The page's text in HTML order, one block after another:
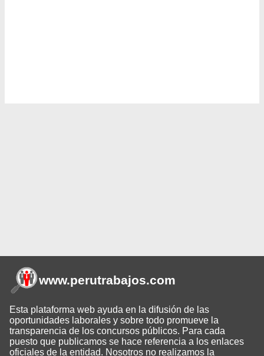
www.perutrabajos.com
Esta plataforma web ayuda en la difusión de las
oportunidades laborales y sobre todo promueve la
transparencia de los concursos públicos. Para cada
puesto que publicamos se hace referencia a los enlaces
oficiales de la entidad. Nosotros no realizamos la